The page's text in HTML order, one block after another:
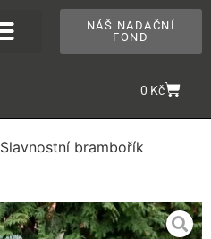
NÁŠ NADAČNÍ
FOND
0 Kč
Slavnostní brambořík